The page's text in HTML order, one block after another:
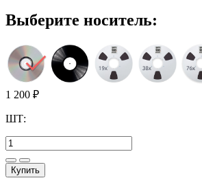
Выберите носитель:
1 200 ₽
ШТ:
Купить